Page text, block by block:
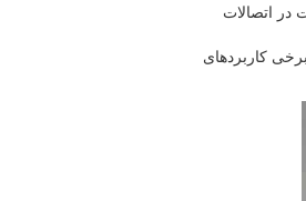
در اتصالات
کاربردهای